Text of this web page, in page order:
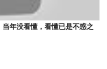
当年没看懂，看懂已是不惑之